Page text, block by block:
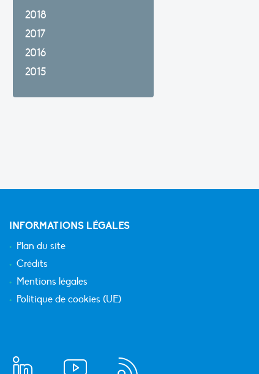
2018
2017
2016
2015
INFORMATIONS LÉGALES
Plan du site
Crédits
Mentions légales
Politique de cookies (UE)